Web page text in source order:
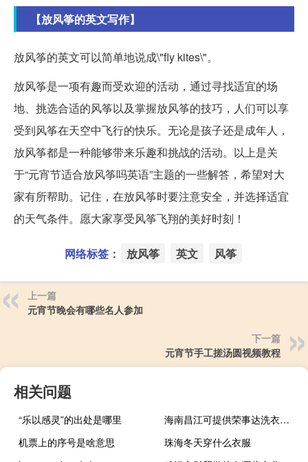
【放风筝的英文写作】
放风筝的英文可以简单地说成\"fly kites\"。
放风筝是一项有趣而受欢迎的活动，通过寻找适宜的场
地、挑选合适的风筝以及掌握放风筝的技巧，人们可以享
受到风筝在天空中飞行的快乐。无论是孩子还是成年人，
放风筝都是一种能够带来乐趣和挑战的活动。以上是关
于“元宵节适合放风筝吗英语”主题的一些解答，希望对大
家有所帮助。记住，在放风筝时要注意安全，并选择适宜
的天气条件。愿大家享受风筝飞翔的美好时刻！
网络标签： 放风筝 英文 风筝
上一篇
元宵节晚会有哪些名人参加
下一篇
元宵节手工搓汤圆视频教程
相关问题
“乐以感灵”的出处是哪里
海南昌江可提供荣事达洗衣机维修服务地址在哪
机票上的序号是啥意思
珠海冬天穿什么衣服